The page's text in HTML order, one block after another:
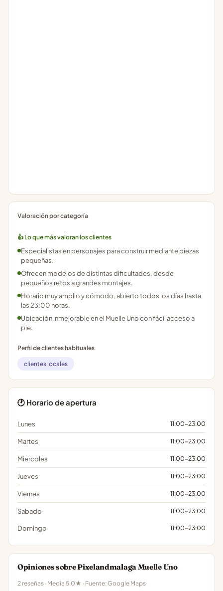
Valoración por categoría
👍 Lo que más valoran los clientes
Especialistas en personajes para construir mediante piezas
pequeñas.
Ofrecen modelos de distintas dificultades, desde
pequeños retos a grandes montajes.
Horario muy amplio y cómodo, abierto todos los días hasta
las 23:00 horas.
Ubicación inmejorable en el Muelle Uno con fácil acceso a
pie.
Perfil de clientes habituales
clientes locales
🕐 Horario de apertura
Lunes 11:00-23:00
Martes 11:00-23:00
Miercoles 11:00-23:00
Jueves 11:00-23:00
Viernes 11:00-23:00
Sabado 11:00-23:00
Domingo 11:00-23:00
Opiniones sobre Pixelandmalaga Muelle Uno
2 reseñas · Media 5.0★ · Fuente: Google Maps